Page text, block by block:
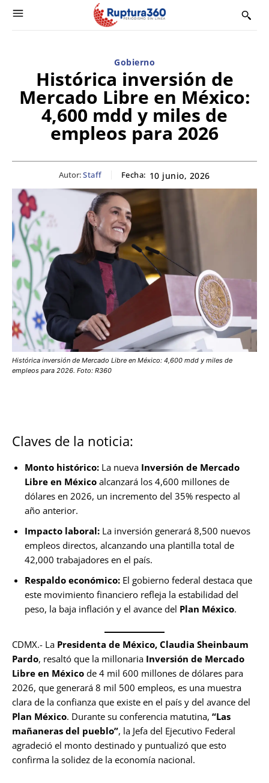
Gobierno
Histórica inversión de
Mercado Libre en México:
4,600 mdd y miles de
empleos para 2026
Autor:Staff Fecha: 10 junio, 2026
Histórica inversión de Mercado Libre en México: 4,600 mdd y miles de
empleos para 2026. Foto: R360
Claves de la noticia:
Monto histórico: La nueva Inversión de Mercado
Libre en México alcanzará los 4,600 millones de
dólares en 2026, un incremento del 35% respecto al
año anterior.
Impacto laboral: La inversión generará 8,500 nuevos
empleos directos, alcanzando una plantilla total de
42,000 trabajadores en el país.
Respaldo económico: El gobierno federal destaca que
este movimiento financiero refleja la estabilidad del
peso, la baja inflación y el avance del Plan México.
CDMX.- La Presidenta de México, Claudia Sheinbaum
Pardo, resaltó que la millonaria Inversión de Mercado
Libre en México de 4 mil 600 millones de dólares para
2026, que generará 8 mil 500 empleos, es una muestra
clara de la confianza que existe en el país y del avance del
Plan México. Durante su conferencia matutina, “Las
mañaneras del pueblo”, la Jefa del Ejecutivo Federal
agradeció el monto destinado y puntualizó que esto
confirma la solidez de la economía nacional.